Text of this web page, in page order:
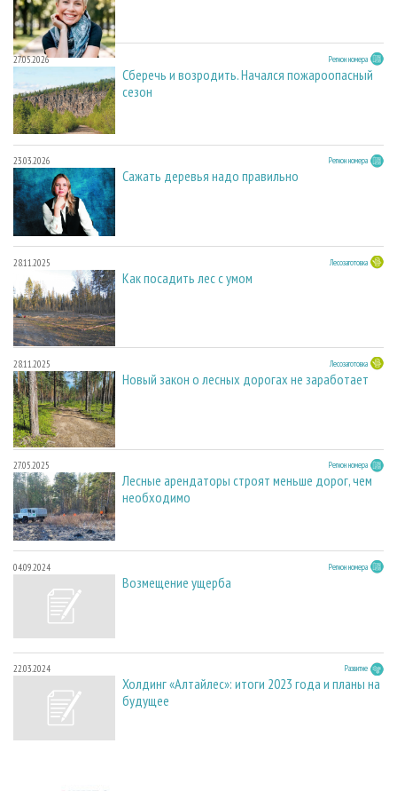
27.05.2026 Регион номера
Сберечь и возродить. Начался пожароопасный
сезон
23.03.2026 Регион номера
Сажать деревья надо правильно
28.11.2025 Лесозаготовка
Как посадить лес с умом
28.11.2025 Лесозаготовка
Новый закон о лесных дорогах не заработает
27.05.2025 Регион номера
Лесные арендаторы строят меньше дорог, чем
необходимо
04.09.2024 Регион номера
Возмещение ущерба
22.03.2024 Развитие
Холдинг «Алтайлес»: итоги 2023 года и планы на
будущее